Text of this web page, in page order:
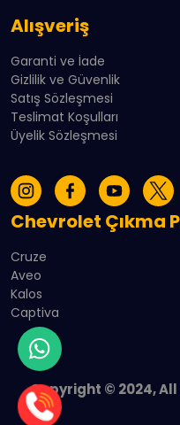
Alışveriş
Garanti ve İade
Gizlilik ve Güvenlik
Satış Sözleşmesi
Teslimat Koşulları
Üyelik Sözleşmesi
Chevrolet Çıkma
Cruze
Aveo
Kalos
Captiva
Copyright © 2024, All